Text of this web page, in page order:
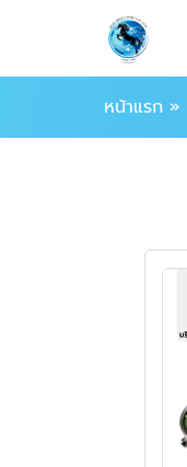
หน้าแรก »